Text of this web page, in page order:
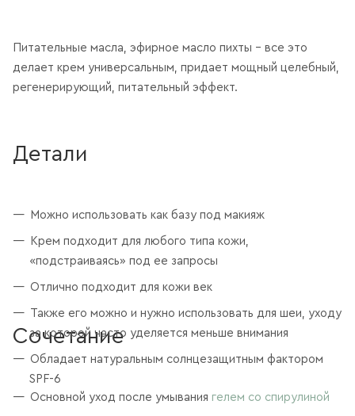
Питательные масла, эфирное масло пихты – все это
делает крем универсальным, придает мощный целебный,
регенерирующий, питательный эффект.
Детали
Можно использовать как базу под макияж
Крем подходит для любого типа кожи,
«подстраиваясь» под ее запросы
Отлично подходит для кожи век
Также его можно и нужно использовать для шеи, уходу
за которой часто уделяется меньше внимания
Обладает натуральным солнцезащитным фактором
SPF-6
Сочетание
Основной уход после умывания гелем со спирулиной